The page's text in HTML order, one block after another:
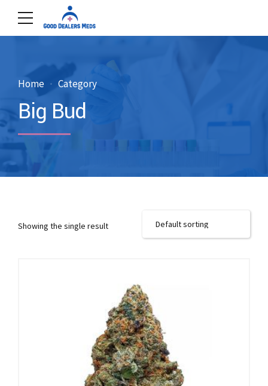
Home Category
Big Bud
Showing the single result